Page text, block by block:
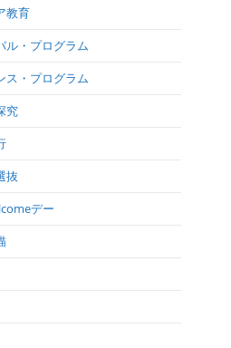
教育
ル・プログラム
ス・プログラム
究
抜
デー